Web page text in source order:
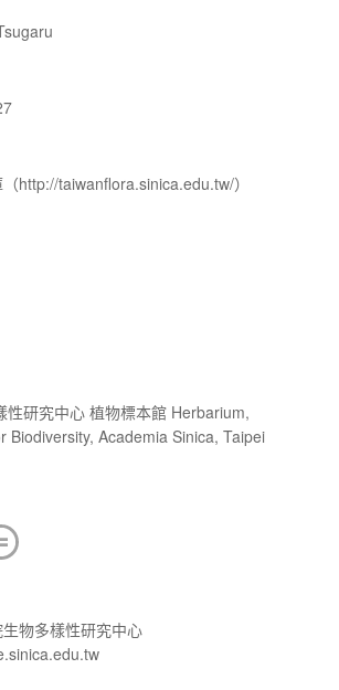
http://taiwanflora.sinica.edu.tw/）
性研究中心 植物標本館 Herbarium,
Biodiversity, Academia Sinica, Taipei
物多樣性研究中心